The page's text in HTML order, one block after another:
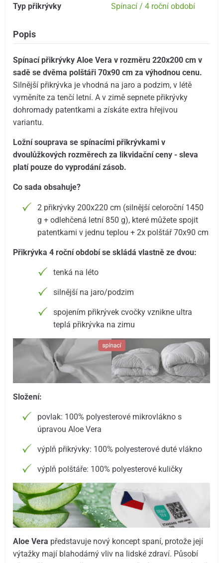
Typ přikrývky
Spínací / 4 roční období
Popis
Spínací přikrývky Aloe Vera v rozměru 220x200 cm v
sadě se dvěma polštáři 70x90 cm za výhodnou cenu.
Silnější přikrývka je vhodná na jaro a podzim, v létě
vyměníte za tenčí letní. A v zimě sepnete přikrývky
dohromady patentkami a získáte extra hřejivou
variantu.
Ložní souprava se spínacími přikrývkami v
dvoulůžkových rozměrech za likvidační ceny - sleva
platí pouze do vyprodání zásob.
Co sada obsahuje?
2 přikrývky 200x220 cm (silnější celoroční 1450
g + odlehčená letní 850 g), které můžete spojit
patentkami v jednu teplou + 2x polštář 70x90 cm
Přikrývka 4 roční období se skládá vlastně ze dvou:
tenká na léto
silnější na jaro/podzim
spojením přikrývek cvočky vznikne ultra
teplá přikrývka na zimu
Složení:
povlak: 100% polyesterové mikrovlákno s
úpravou Aloe Vera
výplň přikrývky: 100% polyesterové duté vlákno
výplň polštáře: 100% polyesterové kuličky
Aloe Vera představuje nový koncept spaní, protože její
výtažky mají blahodárný vliv na lidské zdraví. Působí